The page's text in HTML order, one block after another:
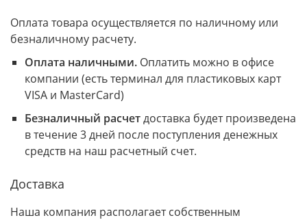
Оплата товара осуществляется по наличному или
безналичному расчету.
Оплата наличными. Оплатить можно в офисе
компании (есть терминал для пластиковых карт
VISA и MasterCard)
Безналичный расчетдоставка будет произведена
в течение 3 дней после поступления денежных
средств на наш расчетный счет.
Доставка
Наша компания располагает собственным